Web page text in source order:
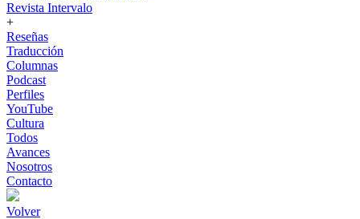
Revista Intervalo
+
Reseñas
Traducción
Columnas
Podcast
Perfiles
YouTube
Cultura
Todos
Avances
Nosotros
Contacto
Volver